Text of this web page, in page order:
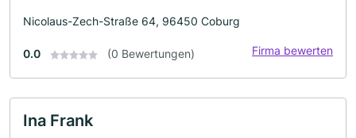
Nicolaus-Zech-Straße 64, 96450 Coburg
0.0 (0 Bewertungen) Firma bewerten
Ina Frank